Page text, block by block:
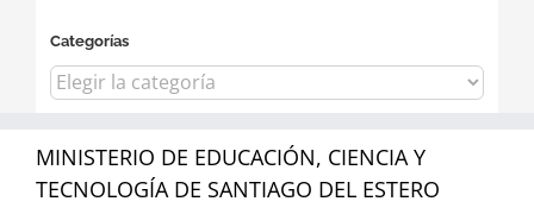
Categorías
Categorías
MINISTERIO DE EDUCACIÓN, CIENCIA Y
TECNOLOGÍA DE SANTIAGO DEL ESTERO